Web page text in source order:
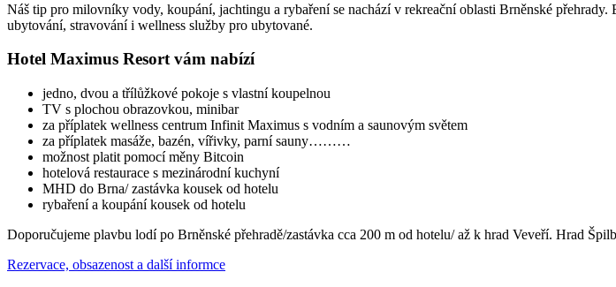
Náš tip pro milovníky vody, koupání, jachtingu a rybaření se nachází v rekreační oblasti Brněnské
ubytování, stravování i wellness služby pro ubytované.
Hotel Maximus Resort vám nabízí
jedno, dvou a třílůžkové pokoje s vlastní koupelnou
TV s plochou obrazovkou, minibar
za příplatek wellness centrum Infinit Maximus s vodním a saunovým světem
za příplatek masáže, bazén, vířivky, parní sauny………
možnost platit pomocí měny Bitcoin
hotelová restaurace s mezinárodní kuchyní
MHD do Brna/ zastávka kousek od hotelu
rybaření a koupání kousek od hotelu
Doporučujeme plavbu lodí po Brněnské přehradě/zastávka cca 200 m od hotelu/ až k hrad Veveří. Hrad
Rezervace, obsazenost a další informce